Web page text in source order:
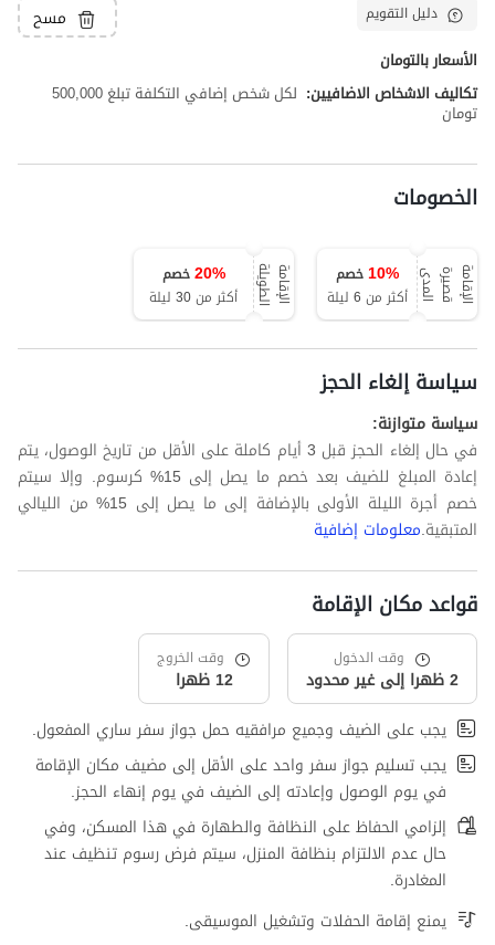
دليل التقويم مسح
الأسعار بالتومان
تكاليف الاشخاص الاضافيين:
لكل شخص إضافي التكلفة تبلغ 500,000
تومان
الخصومات
ا
ل
إ
ق
ا
م
ة
ق
ص
ي
ر
ة
ا
ل
م
د ى 10%
خصم
أكثر من 6 ليلة
ا
ل
إ
ق
ا
م
ة
ا
ل
ط
و
ي
لة 20%
خصم
أكثر من 30 ليلة
سياسة إلغاء الحجز
سياسة متوازنة:
في حال إلغاء الحجز قبل 3 أيام كاملة على الأقل من تاريخ الوصول، يتم
إعادة المبلغ للضيف بعد خصم ما يصل إلى 15% كرسوم. وإلا سيتم
خصم أجرة الليلة الأولى بالإضافة إلى ما يصل إلى 15% من الليالي
المتبقية.معلومات إضافية
قواعد مكان الإقامة
وقت الدخول
2 ظهرا إلى غير محدود
وقت الخروج
12 ظهرا
يجب على الضيف وجميع مرافقيه حمل جواز سفر ساري المفعول.
يجب تسليم جواز سفر واحد على الأقل إلى مضيف مكان الإقامة
في يوم الوصول وإعادته إلى الضيف في يوم إنهاء الحجز.
إلزامي الحفاظ على النظافة والطهارة في هذا المسكن، وفي
حال عدم الالتزام بنظافة المنزل، سيتم فرض رسوم تنظيف عند
المغادرة.
يمنع إقامة الحفلات وتشغيل الموسيقى.